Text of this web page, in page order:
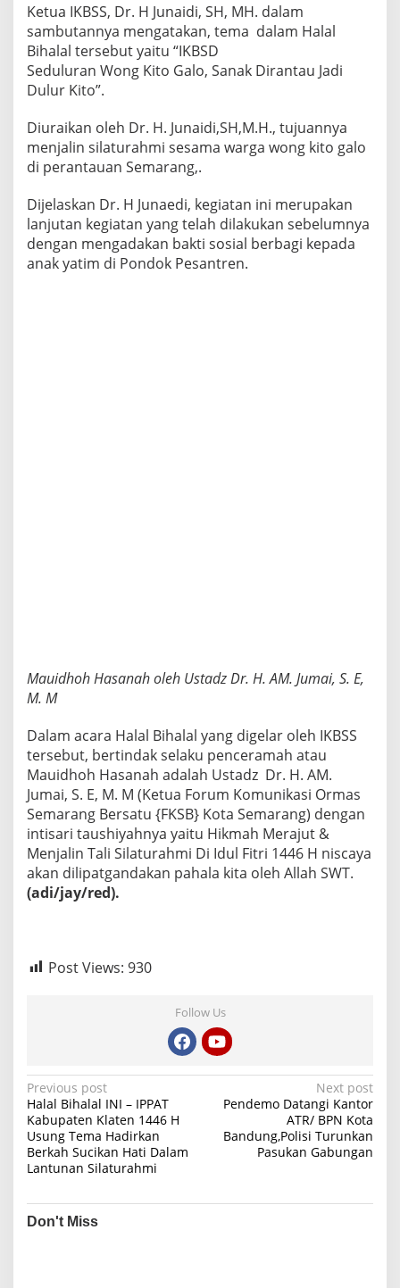
Ketua IKBSS, Dr. H Junaidi, SH, MH. dalam
sambutannya mengatakan, tema dalam Halal
Bihalal tersebut yaitu “IKBSD
Seduluran Wong Kito Galo, Sanak Dirantau Jadi
Dulur Kito”.
Diuraikan oleh Dr. H. Junaidi,SH,M.H., tujuannya
menjalin silaturahmi sesama warga wong kito galo
di perantauan Semarang,.
Dijelaskan Dr. H Junaedi, kegiatan ini merupakan
lanjutan kegiatan yang telah dilakukan sebelumnya
dengan mengadakan bakti sosial berbagi kepada
anak yatim di Pondok Pesantren.
Mauidhoh Hasanah oleh Ustadz Dr. H. AM. Jumai, S. E,
M. M
Dalam acara Halal Bihalal yang digelar oleh IKBSS
tersebut, bertindak selaku penceramah atau
Mauidhoh Hasanah adalah Ustadz Dr. H. AM.
Jumai, S. E, M. M (Ketua Forum Komunikasi Ormas
Semarang Bersatu {FKSB} Kota Semarang) dengan
intisari taushiyahnya yaitu Hikmah Merajut &
Menjalin Tali Silaturahmi Di Idul Fitri 1446 H niscaya
akan dilipatgandakan pahala kita oleh Allah SWT.
(adi/jay/red).
Post Views: 930
Follow Us
P
o
s
t
a
Previous post
Halal Bihalal INI – IPPAT
Kabupaten Klaten 1446 H
Usung Tema Hadirkan
Berkah Sucikan Hati Dalam
Lantunan Silaturahmi
Next post
Pendemo Datangi Kantor
ATR/ BPN Kota
Bandung,Polisi Turunkan
Pasukan Gabungan
Don't Miss